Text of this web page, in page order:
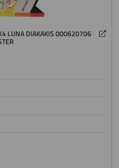
LUNA DIAKAKIS 000620706